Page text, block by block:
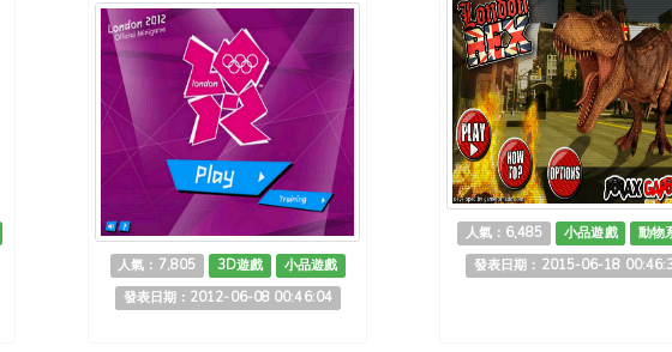
人氣：7,805 3D遊戲
小品遊戲
發表日期：2012-06-08 00:46:04
人氣：6,485 小品遊戲
動物
發表日期：2015-06-18